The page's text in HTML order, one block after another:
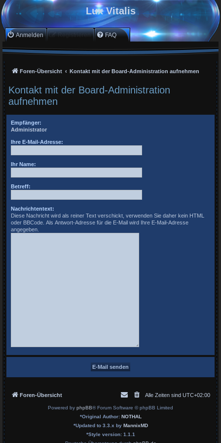
Lux Vitalis
Anmelden Registrieren FAQ
Foren-Übersicht Kontakt mit der Board-Administration aufnehmen
Kontakt mit der Board-Administration
aufnehmen
Empfänger:
Administrator
Ihre E-Mail-Adresse:
Ihr Name:
Betreff:
Nachrichtentext:
Diese Nachricht wird als reiner Text verschickt, verwenden Sie daher kein HTML
oder BBCode. Als Antwort-Adresse für die E-Mail wird Ihre E-Mail-Adresse
angegeben.
Foren-Übersicht Alle Zeiten sind UTC+02:00
Powered by phpBB® Forum Software © phpBB Limited
*Original Author: NOTHAL
*Updated to 3.3.x by MannixMD
*Style version: 1.1.1